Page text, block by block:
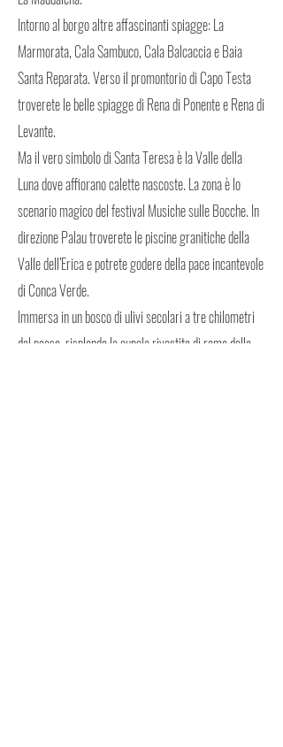
Intorno al borgo altre affascinanti spiagge: La
Marmorata, Cala Sambuco, Cala Balcaccia e Baia
Santa Reparata. Verso il promontorio di Capo Testa
troverete le belle spiagge di Rena di Ponente e Rena di
Levante.
Ma il vero simbolo di Santa Teresa è la Valle della
Luna dove affiorano calette nascoste. La zona è lo
scenario magico del festival Musiche sulle Bocche. In
direzione Palau troverete le piscine granitiche della
Valle dell’Erica e potrete godere della pace incantevole
di Conca Verde.
Immersa in un bosco di ulivi secolari a tre chilometri
dal paese, risplende la cupola rivestita di rame della